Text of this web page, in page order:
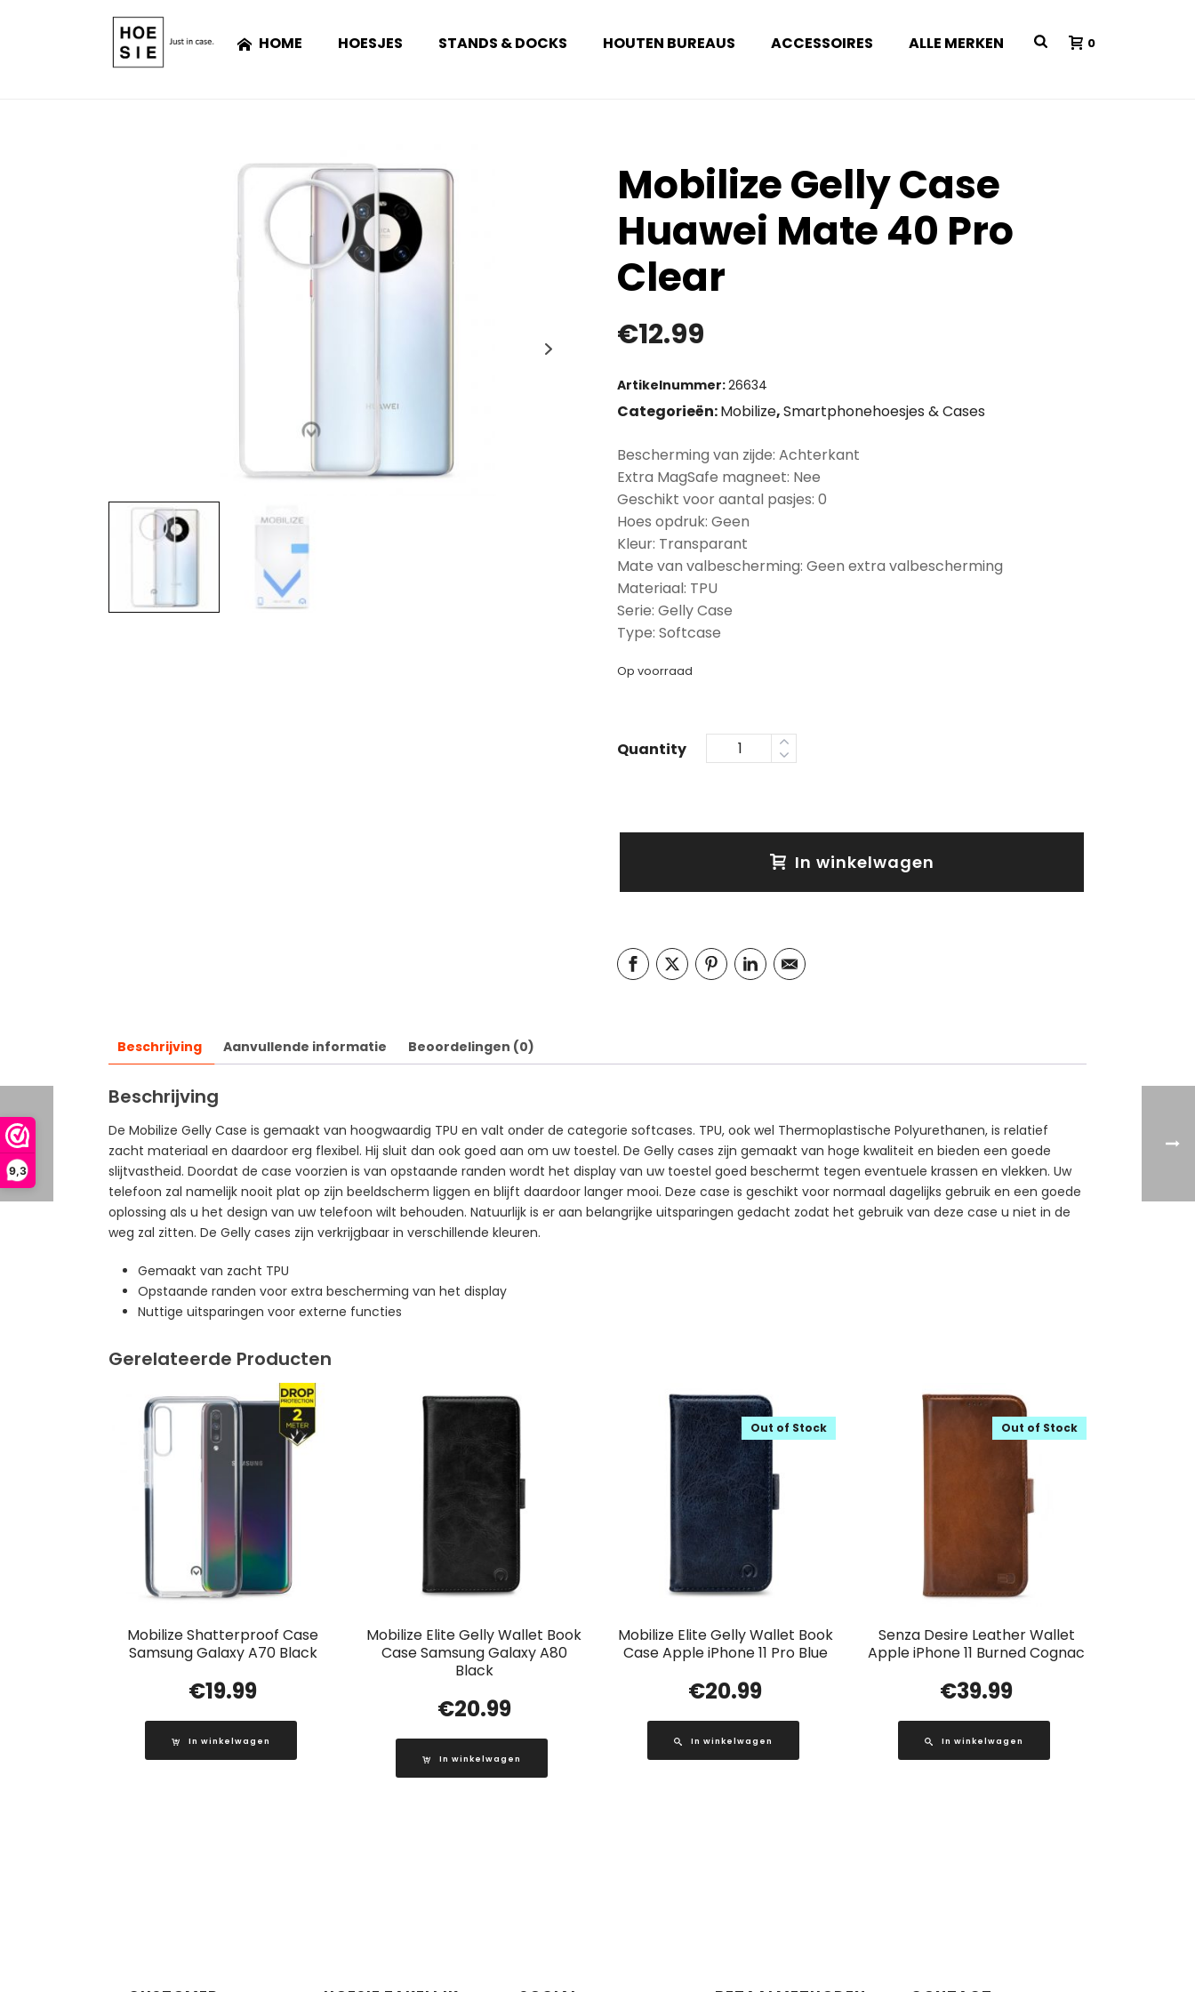
9,3
HOME HOESJES STANDS & DOCKS HOUTEN BUREAUS ACCESSOIRES ALLE MERKEN 0
Mobilize Gelly Case
Huawei Mate 40 Pro
Clear
€12.99
Artikelnummer:26634
Categorieën:Mobilize,Smartphonehoesjes & Cases
Bescherming van zijde: Achterkant
Extra MagSafe magneet: Nee
Geschikt voor aantal pasjes: 0
Hoes opdruk: Geen
Kleur: Transparant
Mate van valbescherming: Geen extra valbescherming
Materiaal: TPU
Serie: Gelly Case
Type: Softcase
Op voorraad
Quantity
In winkelwagen
Beschrijving Aanvullende informatie Beoordelingen (0)
Beschrijving
De Mobilize Gelly Case is gemaakt van hoogwaardig TPU en valt onder de categorie softcases. TPU, ook wel Thermoplastische Polyurethanen, is relatief
zacht materiaal en daardoor erg flexibel. Hij sluit dan ook goed aan om uw toestel. De Gelly cases zijn gemaakt van hoge kwaliteit en bieden een goede
slijtvastheid. Doordat de case voorzien is van opstaande randen wordt het display van uw toestel goed beschermt tegen eventuele krassen en vlekken. Uw
telefoon zal namelijk nooit plat op zijn beeldscherm liggen en blijft daardoor langer mooi. Deze case is geschikt voor normaal dagelijks gebruik en een goede
oplossing als u het design van uw telefoon wilt behouden. Natuurlijk is er aan belangrijke uitsparingen gedacht zodat het gebruik van deze case u niet in de
weg zal zitten. De Gelly cases zijn verkrijgbaar in verschillende kleuren.
Gemaakt van zacht TPU
Opstaande randen voor extra bescherming van het display
Nuttige uitsparingen voor externe functies
Gerelateerde Producten
Mobilize Shatterproof Case
Samsung Galaxy A70 Black
€19.99
In winkelwagen
Mobilize Elite Gelly Wallet Book
Case Samsung Galaxy A80
Black
€20.99
In winkelwagen
Mobilize Elite Gelly Wallet Book
Case Apple iPhone 11 Pro Blue
Out of Stock
€20.99
In winkelwagen
Senza Desire Leather Wallet
Apple iPhone 11 Burned Cognac
Out of Stock
€39.99
In winkelwagen